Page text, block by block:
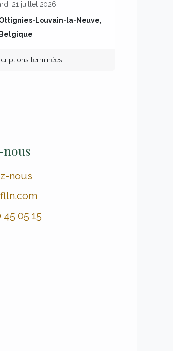
21 juillet 2026
Ottignies-Louvain-la-Neuve,
Belgique
terminées
nous
45 05 15